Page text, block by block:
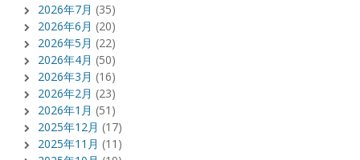
2026年7月 (35)
2026年6月 (20)
2026年5月 (22)
2026年4月 (50)
2026年3月 (16)
2026年2月 (23)
2026年1月 (51)
2025年12月 (17)
2025年11月 (11)